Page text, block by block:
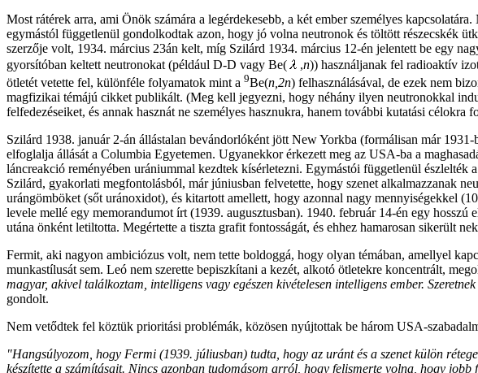
Most rátérek arra, ami Önök számára a legérdekesebb, a két ember személyes
egymástól függetlenül gondolkodtak azon, hogy jó volna neutronok és töltött részecskék
szerzője volt, 1934. március 23án kelt, míg Szilárd 1934. március 12-én jelentett be egy
gyorsítóban keltett neutronokat (például D-D vagy Be(
,n)) használjanak fel radioaktív
ötletét vetette fel, különféle folyamatok mint a 9Be(n,2n) felhasználásával, de ezek nem
magfizikai témájú cikket publikált. (Meg kell jegyezni, hogy néhány ilyen neutronokkal
felfedezéseiket, és annak hasznát ne személyes hasznukra, hanem további kutatási célokra
Szilárd 1938. január 2-án állástalan bevándorlóként jött New Yorkba (formálisan már
elfoglalja állását a Columbia Egyetemen. Ugyanekkor érkezett meg az USA-ba a
láncreakció reményében urániummal kezdtek kísérletezni. Egymástói függetlenül észlelték
Szilárd, gyakorlati megfontolásból, már júniusban felvetette, hogy szenet alkalmazzanak
urángömböket (sőt uránoxidot), és kitartott amellett, hogy azonnal nagy mennyiségekkel
levele mellé egy memorandumot írt (1939. augusztusban). 1940. február 14-én egy
utána önként letiltotta. Megértette a tiszta grafit fontosságát, és ehhez hamarosan sikerült
Fermit, aki nagyon ambiciózus volt, nem tette boldoggá, hogy olyan témában, amellyel
munkastílusát sem. Leó nem szerette bepiszkítani a kezét, alkotó ötletekre koncentrált,
magyar, akivel találkoztam, intelligens vagy egészen kivételesen intelligens ember.
gondolt.
Nem vetődtek fel köztük prioritási problémák, közösen nyújtottak be három USA-
"Hangsúlyozom, hogy Fermi (1939. júliusban) tudta, hogy az uránt és a szenet külön
készítette a számításait. Nincs azonban tudomásom arról, hogy felismerte volna, hogy